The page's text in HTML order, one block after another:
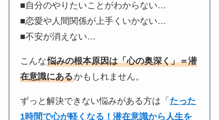
■自分のやりたいことがわからない…
■恋愛や人間関係が上手くいかない…
■不安が消えない…
こんな悩みの根本原因は「心の奥深く」＝潜
在意識にあるかもしれません。
ずっと解決できない悩みがある方は「 たった
1時間で心が軽くなる！潜在意識から人生を